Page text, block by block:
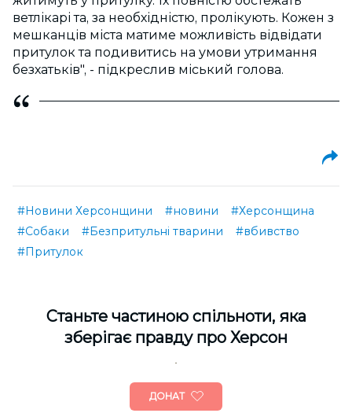
ветлікарі та, за необхідністю, пролікують. Кожен з
мешканців міста матиме можливість відвідати
притулок та подивитись на умови утримання
безхатьків", - підкреслив міський голова.
#Новини Херсонщини #новини
#Херсонщина
#Собаки
#Безпритульні тварини
#вбивство
#Притулок
Cтаньте частиною спільноти, яка
зберігає правду про Херсон
ДОНАТ